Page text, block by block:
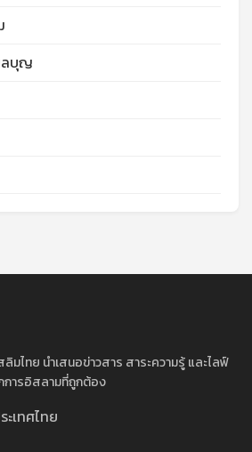
ลบุญ
มไทย นำเสนอข่าวสาร สาระความรู้ และไลฟ์
ารอิสลามที่ถูกต้อง
เทศไทย